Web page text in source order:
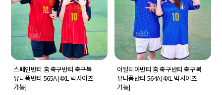
스페인반티 홈 축구반티 축구복
유니폼반티 565A[4XL 빅사이즈
가능]
이탈리아반티 홈 축구반티 축구복
유니폼반티 564A[4XL 빅사이즈
가능]